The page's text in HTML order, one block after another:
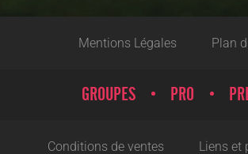
Mentions Légales Plan
GROUPES PRO
Conditions de ventes Liens et